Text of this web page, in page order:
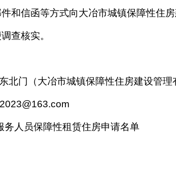
和信函等方式向大冶市城镇保障性住
查核实。
北门 （大冶市城镇保障性住房建设管理
163.com
务 人员保障性租赁住房申请名单